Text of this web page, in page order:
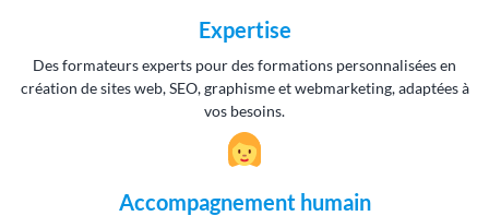
Expertise
Des formateurs experts pour des formations personnalisées en
création de sites web, SEO, graphisme et webmarketing, adaptées à
vos besoins.
Accompagnement humain